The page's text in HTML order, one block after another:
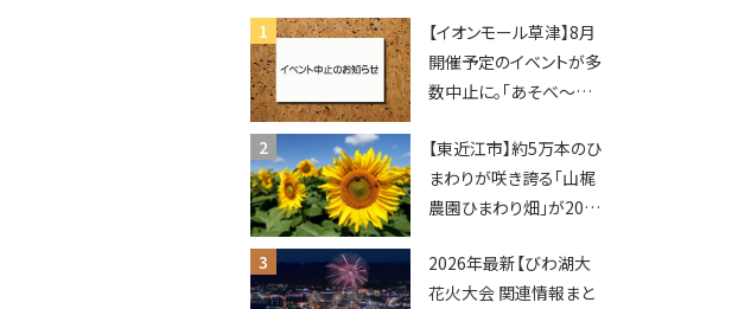
【イオンモール草津】8月
開催予定のイベントが多
数中止に。「あそべ〜る
ショーなど
【東近江市】約5万本のひ
まわりが咲き誇る「山梶
農園ひまわり畑」が2026
ポットやキッチンカーも
登場！何度も入園できる
2026年最新【びわ湖大
花火大会 関連情報まと